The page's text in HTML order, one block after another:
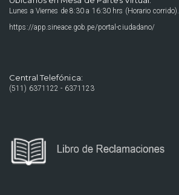
Lunes a Viernes de 8:30 a 16:30 hrs (Horario corrido).
https://app.sineace.gob.pe/portal-ciudadano/
Central Telefónica:
(511) 6371122 - 6371123